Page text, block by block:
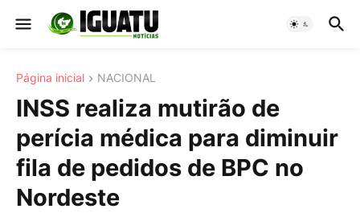
Página inicial NACIONAL
INSS realiza mutirão de
perícia médica para diminuir
fila de pedidos de BPC no
Nordeste